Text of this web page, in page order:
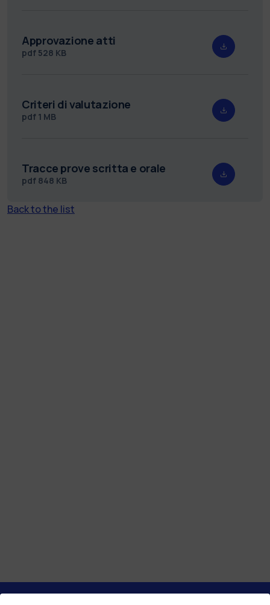
Approvazione atti
pdf 528 KB
Criteri di valutazione
pdf 1 MB
Tracce prove scritta e orale
pdf 848 KB
Back to the list